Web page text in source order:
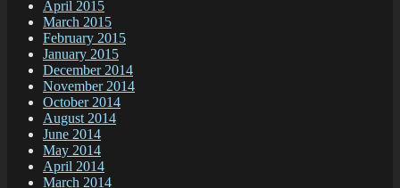
April 2015
March 2015
February 2015
January 2015
December 2014
November 2014
October 2014
August 2014
June 2014
May 2014
April 2014
March 2014